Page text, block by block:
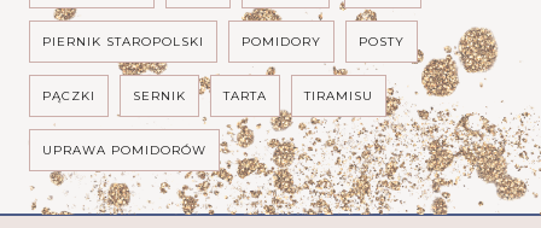
PIERNIK STAROPOLSKI POMIDORY POSTY
PĄCZKI SERNIK TARTA TIRAMISU
UPRAWA POMIDORÓW